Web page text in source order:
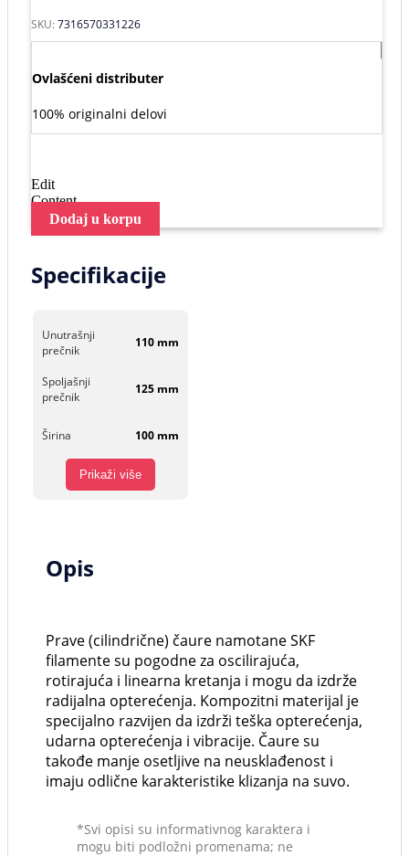
SKU:7316570331226
Ovlašćeni distributer
100% originalni delovi
Edit
Content
Dodaj u korpu
Specifikacije
Unutrašnji
prečnik
110 mm
Spoljašnji
prečnik
125 mm
Širina 100 mm
Prikaži više
Opis
Prave (cilindrične) čaure namotane SKF
filamente su pogodne za oscilirajuća,
rotirajuća i linearna kretanja i mogu da izdrže
radijalna opterećenja. Kompozitni materijal je
specijalno razvijen da izdrži teška opterećenja,
udarna opterećenja i vibracije. Čaure su
takođe manje osetljive na neusklađenost i
imaju odlične karakteristike klizanja na suvo.
*Svi opisi su informativnog karaktera i
mogu biti podložni promenama; ne